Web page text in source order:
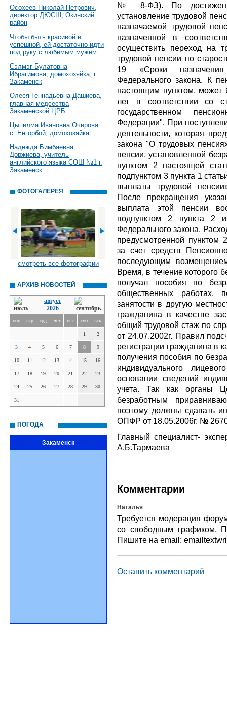
Осохеев Николай Петрович,
директор ДЮСШ, Окинский
район
Чтобы быть красивой и
успешной, ей достаточно идти
под руку с любимым мужем
Сэлмэг Булатовна
Ибрагимова, домохозяйка, г.
Закаменск
Олеся Геннадьевна Дашиева,
главная медсестра
Закаменской ЦРБ.
Цыпилма Ивановна Очирова
с. Енгорбой, домохозяйка
Надежда Бимбаевна
Доржиева, учитель
английского языка СОШ №1 г.
Закаменск
ФОТОГАЛЕРЕЯ
смотреть все фотографии
АРХИВ НОВОСТЕЙ
август
2026
пон втр срд чет пят суб вск
1 2
3 4 5 6 7 8 9
10 11 12 13 14 15 16
17 18 19 20 21 22 23
24 25 26 27 28 29 30
31
ПОГОДА
Закаменск
№ 8-ФЗ). По
установление трудовой
назначаемой трудовой
назначенной в
осуществить переход на
трудовой пенсии по
19 «Сроки
Федерального закона. К
настоящим пунктом, может
лет в соответствии со
государственном
Федерации". При
деятельности, которая
закона "О трудовых
пенсии, установленной
пунктом 2 настоящей
подпунктом 3 пункта 1
выплаты трудовой
После прекращения
выплата этой пенсии
подпунктом 2 пункта 2
Федерального закона.
предусмотренной пунктом
за счет средств
последующим
Время, в течение которого
получал пособия по
общественных работах,
занятости в другую
гражданина в качестве
общий трудовой стаж по
от 24.07.2002г. Правил
регистрации гражданина в
получения пособия по
индивидуального
основании сведений
учета. Так как органы
безработным
поэтому должны сдавать
ОПФР от 18.05.2006г. №
Главный специалист-
А.Б.Тармаева
Комментарии
Наталья
Требуется модерация
со свободным графиком.
Пишите на email:
Оставить комментарий